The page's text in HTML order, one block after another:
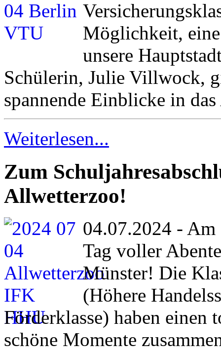
Möglichkeit,
unsere
Schülerin, Julie Villwock,
spannende Einblicke in das
Weiterlesen...
Zum
Allwetterzoo!
04.07.2024 -
Tag voller
Münster! Die
(Höhere
Förderklasse) haben
schöne Momente